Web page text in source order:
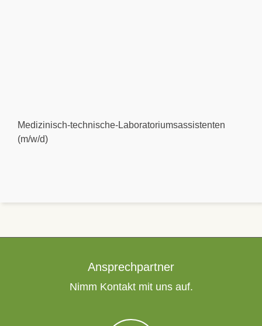
Medizinisch-technische-Laboratoriumsassistenten
(m/w/d)
Ansprechpartner
Nimm Kontakt mit uns auf.